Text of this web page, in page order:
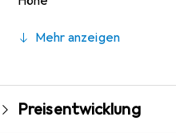
Mehr anzeigen
Preisentwicklung